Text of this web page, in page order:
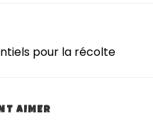
pour la récolte
AIMER